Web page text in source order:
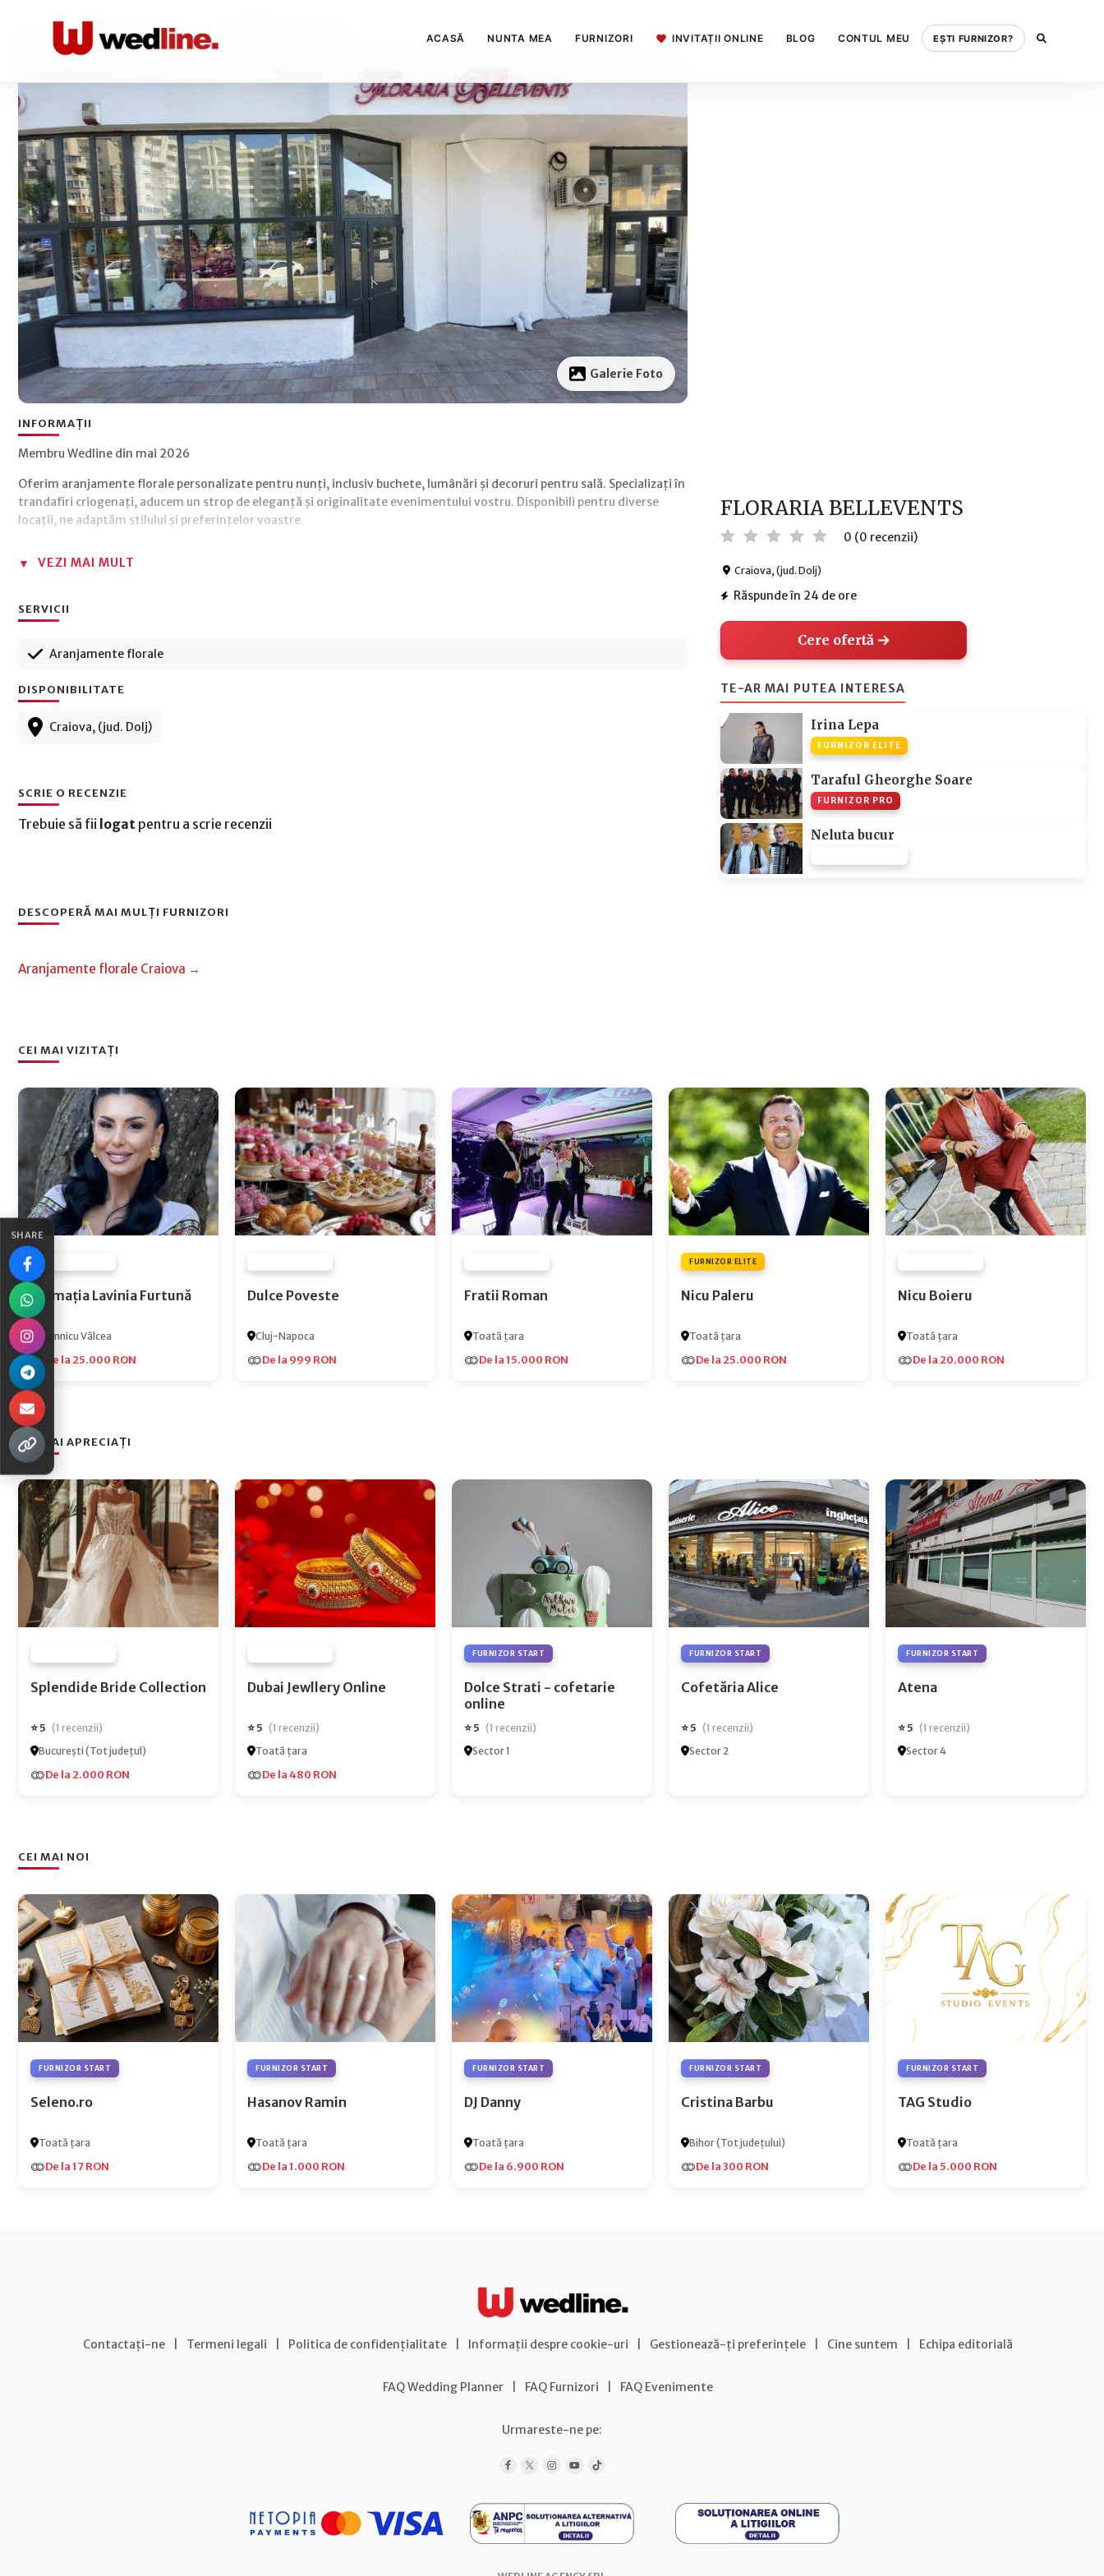
ACASĂ NUNTA MEA FURNIZORI INVITAȚII ONLINE BLOG CONTUL MEU EȘTI FURNIZOR?
SHARE
/ Aranjamente florale / FLORARIA BELLEVENTS
Galerie Foto
FLORARIA BELLEVENTS
0 (0 recenzii)
Craiova, (jud. Dolj)
Răspunde în 24 de ore
Cere ofertă
TE-AR MAI PUTEA INTERESA
Irina Lepa
FURNIZOR ELITE
Taraful Gheorghe Soare
FURNIZOR PRO
Neluta bucur
INFORMAȚII
Membru Wedline din mai 2026
Oferim aranjamente florale personalizate pentru nunți, inclusiv buchete, lumânări și decoruri pentru sală. Specializați în
trandafiri criogenați, aducem un strop de eleganță și originalitate evenimentului vostru. Disponibili pentru diverse
locații, ne adaptăm stilului și preferințelor voastre.
VEZI MAI MULT
SERVICII
Aranjamente florale
DISPONIBILITATE
Craiova, (jud. Dolj)
SCRIE O RECENZIE
Trebuie să fii logat pentru a scrie recenzii
DESCOPERĂ MAI MULȚI FURNIZORI
Aranjamente florale Craiova →
CEI MAI VIZITAȚI
FURNIZOR NONE
Formația Lavinia Furtună
Râmnicu Vâlcea
De la 25.000 RON
Dulce Poveste
Cluj-Napoca
De la 999 RON
Fratii Roman
Toată țara
De la 15.000 RON
FURNIZOR ELITE
Nicu Paleru
Toată țara
De la 25.000 RON
Nicu Boieru
Toată țara
De la 20.000 RON
CEI MAI APRECIAȚI
Splendide Bride Collection
⭐ 5 (1 recenzii)
București (Tot județul)
De la 2.000 RON
Dubai Jewllery Online
⭐ 5 (1 recenzii)
Toată țara
De la 480 RON
FURNIZOR START
Dolce Strati - cofetarie
online
⭐ 5 (1 recenzii)
Sector 1
FURNIZOR START
Cofetăria Alice
⭐ 5 (1 recenzii)
Sector 2
FURNIZOR START
Atena
⭐ 5 (1 recenzii)
Sector 4
CEI MAI NOI
FURNIZOR START
Seleno.ro
Toată țara
De la 17 RON
FURNIZOR START
Hasanov Ramin
Toată țara
De la 1.000 RON
FURNIZOR START
DJ Danny
Toată țara
De la 6.900 RON
FURNIZOR START
Cristina Barbu
Bihor (Tot județului)
De la 300 RON
FURNIZOR START
TAG Studio
Toată țara
De la 5.000 RON
Contactați-ne Termeni legali Politica de confidențialitate Informații despre cookie-uri Gestionează-ți preferințele Cine suntem Echipa editorială
FAQ Wedding Planner FAQ Furnizori FAQ Evenimente
Urmareste-ne pe: